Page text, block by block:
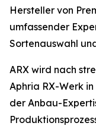
Hersteller von
umfassender
Sortenauswahl
ARX wird nach
Aphria RX-Werk
der Anbau-